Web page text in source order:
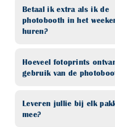
Betaal ik extra als ik de
photobooth in het
huren?
Hoeveel fotoprints
gebruik van de
Leveren jullie bij elk
mee?